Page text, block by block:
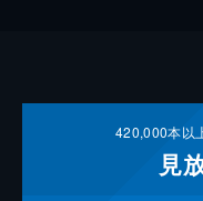
420,000本以
見